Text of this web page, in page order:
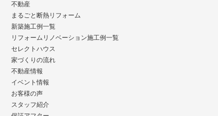
不動産
まるごと断熱リフォーム
新築施工例一覧
リフォームリノベーション施工例一覧
セレクトハウス
家づくりの流れ
不動産情報
イベント情報
お客様の声
スタッフ紹介